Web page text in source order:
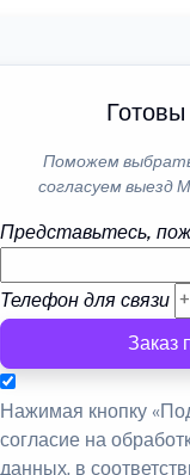
Поможем
согласуем выезд
Представьтесь,
Телефон для связи
Заказ
Нажимая кнопку
согласие на
данных, в